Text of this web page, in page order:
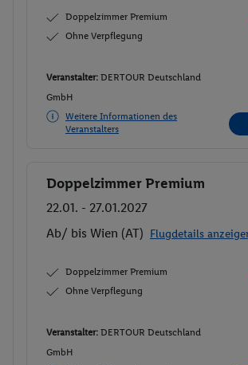
Doppelzimmer Premium
Ohne Verpflegung
Veranstalter: DERTOUR Deutschland
GmbH
Weitere Informationen des
Veranstalters
Buchen
Doppelzimmer Premium
22.01. - 27.01.2027
Ab/ bis Wien (AT) Flugdetails
Doppelzimmer Premium
Ohne Verpflegung
Veranstalter: DERTOUR Deutschland
GmbH